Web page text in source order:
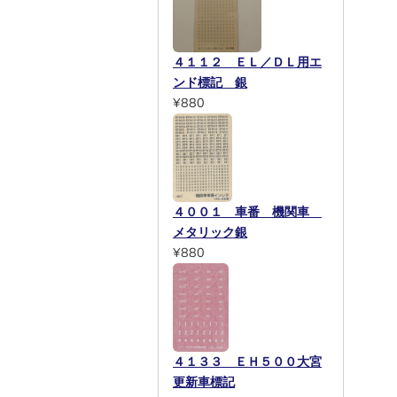
４１１２ ＥＬ／ＤＬ用エ
ンド標記 銀
¥880
４００１ 車番 機関車
メタリック銀
¥880
４１３３ ＥＨ５００大宮
更新車標記